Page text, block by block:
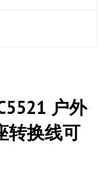
户外
转换线可